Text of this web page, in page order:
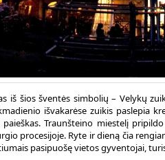
iš šios šventės simbolių – Velykų
išvakarėse zuikis paslepia
Traunšteino miestelį
procesijoje. Ryte ir dieną čia
pasipuošę vietos gyventojai,